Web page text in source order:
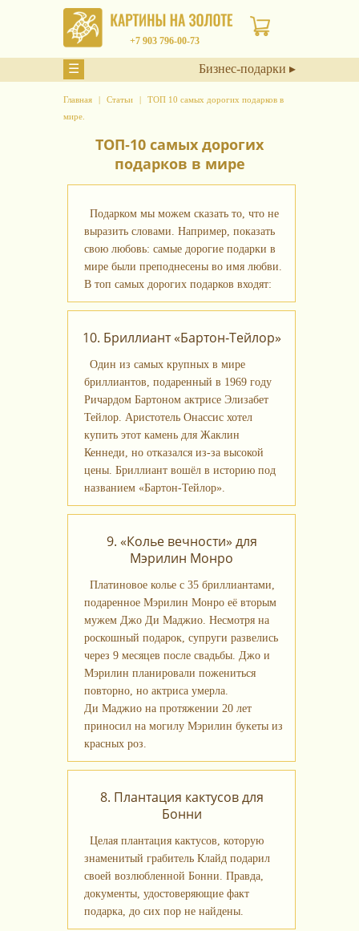
+7 903 796-00-73
☰ Бизнес-подарки ▸
Главная Статьи
ТОП 10 самых дорогих подарков в
мире.
ТОП‑10 самых дорогих
подарков в мире
Подарком мы можем сказать то, что не
выразить словами. Например, показать
свою любовь: самые дорогие подарки в
мире были преподнесены во имя любви.
В топ самых дорогих подарков входят:
10. Бриллиант «Бартон‑Тейлор»
Один из самых крупных в мире
бриллиантов, подаренный в 1969 году
Ричардом Бартоном актрисе Элизабет
Тейлор. Аристотель Онассис хотел
купить этот камень для Жаклин
Кеннеди, но отказался из‑за высокой
цены. Бриллиант вошёл в историю под
названием «Бартон‑Тейлор».
9. «Колье вечности» для
Мэрилин Монро
Платиновое колье с 35 бриллиантами,
подаренное Мэрилин Монро её вторым
мужем Джо Ди Маджио. Несмотря на
роскошный подарок, супруги развелись
через 9 месяцев после свадьбы. Джо и
Мэрилин планировали пожениться
повторно, но актриса умерла.
Ди Маджио на протяжении 20 лет
приносил на могилу Мэрилин букеты из
красных роз.
8. Плантация кактусов для
Бонни
Целая плантация кактусов, которую
знаменитый грабитель Клайд подарил
своей возлюбленной Бонни. Правда,
документы, удостоверяющие факт
подарка, до сих пор не найдены.